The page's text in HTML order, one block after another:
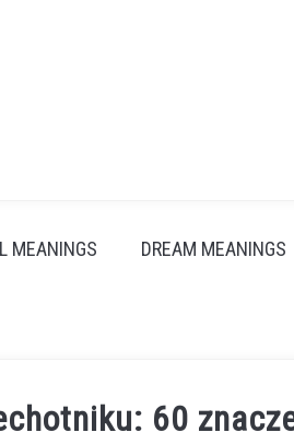
MEANINGS DREAM MEANINGS
60